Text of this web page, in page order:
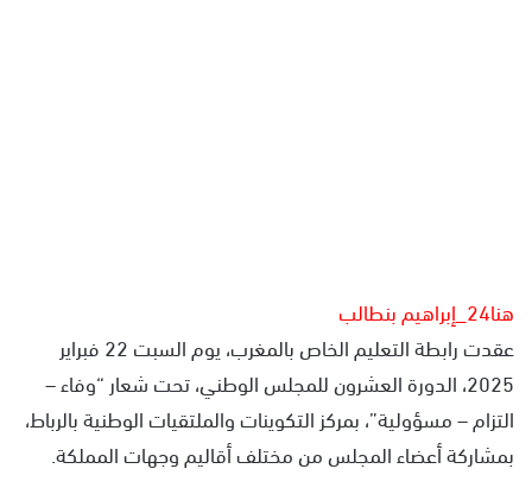
هنا24_إبراهيم بنطالب
عقدت رابطة التعليم الخاص بالمغرب، يوم السبت 22 فبراير
2025، الدورة العشرون للمجلس الوطني، تحت شعار “وفاء –
التزام – مسؤولية”، بمركز التكوينات والملتقيات الوطنية بالرباط،
بمشاركة أعضاء المجلس من مختلف أقاليم وجهات المملكة.